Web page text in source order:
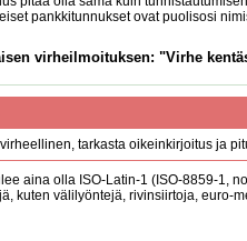
pankkitunnukset ovat puolisosi
virheilmoituksen: "Virhe
tarkasta oikeinkirjoitus ja
aina olla ISO-Latin-1 (ISO-8859-1,
kuten välilyöntejä, rivinsiirtoja, euro-